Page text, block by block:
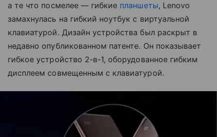
а те что посмелее — гибкие планшеты, Lenovo
замахнулась на гибкий ноутбук с виртуальной
клавиатурой. Дизайн устройства был раскрыт в
недавно опубликованном патенте. Он показывает
гибкое устройство 2-в-1, оборудованное гибким
дисплеем совмещенным с клавиатурой.